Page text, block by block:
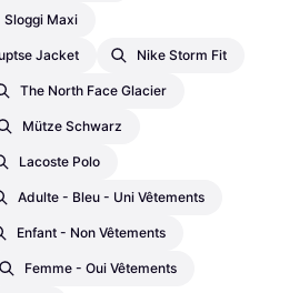
Sloggi Maxi
Jacket Nike Storm Fit
The North Face Glacier
Mütze Schwarz
Lacoste Polo
Adulte - Bleu - Uni Vêtements
Enfant - Non Vêtements
Femme - Oui Vêtements